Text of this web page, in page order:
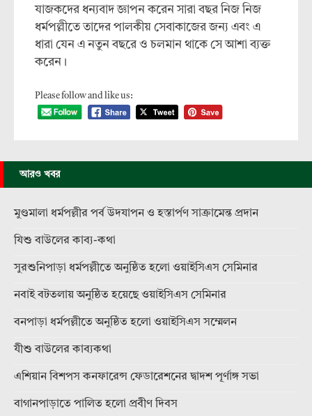
যাজকদের ধন্যবাদ জ্ঞাপন করেন সারা বছর নিজ নিজ
ধর্মপল্লীতে তাদের পালকীয় সেবাকাজের জন্য এবং এ
ধারা যেন এ নতুন বছরে ও চলমান থাকে সে আশা ব্যক্ত
করেন।
Please follow and like us:
আরও খবর
মুণ্ডমালা ধর্মপল্লীর পর্ব উদযাপন ও হস্তার্পণ সাক্রামেন্ত প্রদান
যিশু বাউলের কাব্য-কথা
সুরশুনিপাড়া ধর্মপল্লীতে অনুষ্ঠিত হলো ওয়াইসিএস সেমিনার
নবাই বটতলায় অনুষ্ঠিত হয়েছে ওয়াইসিএস সেমিনার
বনপাড়া ধর্মপল্লীতে অনুষ্ঠিত হলো ওয়াইসিএস সম্মেলন
যীশু বাউলের কাব্যকথা
এশিয়ান বিশপস কনফারেন্স ফেডারেশনের দ্বাদশ পূর্ণাঙ্গ সভা
বাগানপাড়াতে পালিত হলো প্রবীণ দিবস